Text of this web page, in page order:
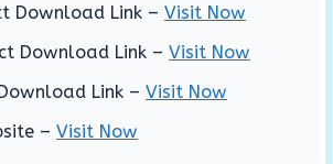
Download Link – Visit Now
Download Link – Visit Now
Link – Visit Now
– Visit Now